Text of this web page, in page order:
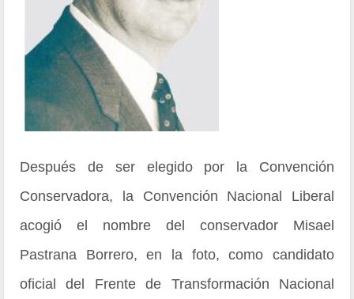
Después de ser elegido por la Convención
Conservadora, la Convención Nacional Liberal
acogió el nombre del conservador Misael
Pastrana Borrero, en la foto, como candidato
oficial del Frente de Transformación Nacional